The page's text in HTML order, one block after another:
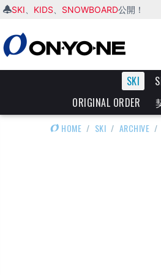
SKI KIDS SNOWBOARD公開！
SKI
ORIGINAL ORDER
HOME / SKI / ARCHIVE /